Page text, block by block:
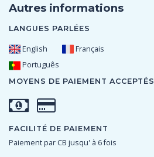
Autres informations
LANGUES PARLÉES
English
Français
Português
MOYENS DE PAIEMENT ACCEPTÉS
FACILITÉ DE PAIEMENT
Paiement par CB jusqu' à 6 fois